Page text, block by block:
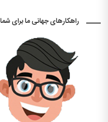
راهکارهای جهانی ما برای شما